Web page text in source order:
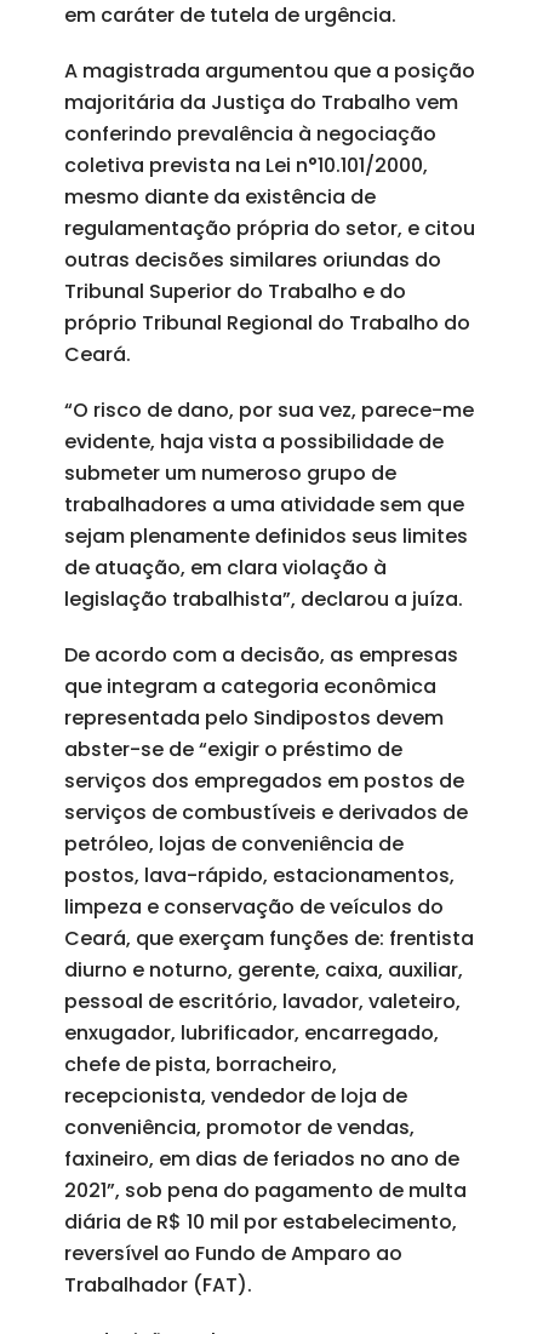
em caráter de tutela de urgência.
A magistrada argumentou que a posição
majoritária da Justiça do Trabalho vem
conferindo prevalência à negociação
coletiva prevista na Lei n°10.101/2000,
mesmo diante da existência de
regulamentação própria do setor, e citou
outras decisões similares oriundas do
Tribunal Superior do Trabalho e do
próprio Tribunal Regional do Trabalho do
Ceará.
“O risco de dano, por sua vez, parece-me
evidente, haja vista a possibilidade de
submeter um numeroso grupo de
trabalhadores a uma atividade sem que
sejam plenamente definidos seus limites
de atuação, em clara violação à
legislação trabalhista”, declarou a juíza.
De acordo com a decisão, as empresas
que integram a categoria econômica
representada pelo Sindipostos devem
abster-se de “exigir o préstimo de
serviços dos empregados em postos de
serviços de combustíveis e derivados de
petróleo, lojas de conveniência de
postos, lava-rápido, estacionamentos,
limpeza e conservação de veículos do
Ceará, que exerçam funções de: frentista
diurno e noturno, gerente, caixa, auxiliar,
pessoal de escritório, lavador, valeteiro,
enxugador, lubrificador, encarregado,
chefe de pista, borracheiro,
recepcionista, vendedor de loja de
conveniência, promotor de vendas,
faxineiro, em dias de feriados no ano de
2021”, sob pena do pagamento de multa
diária de R$ 10 mil por estabelecimento,
reversível ao Fundo de Amparo ao
Trabalhador (FAT).